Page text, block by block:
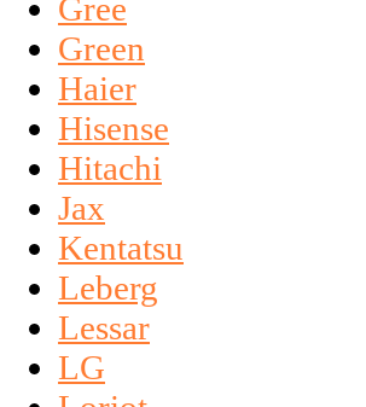
Gree
Green
Haier
Hisense
Hitachi
Jax
Kentatsu
Leberg
Lessar
LG